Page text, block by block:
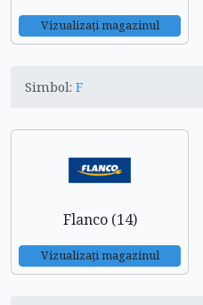
Vizualizați magazinul
Simbol: F
Flanco (14)
Vizualizați magazinul